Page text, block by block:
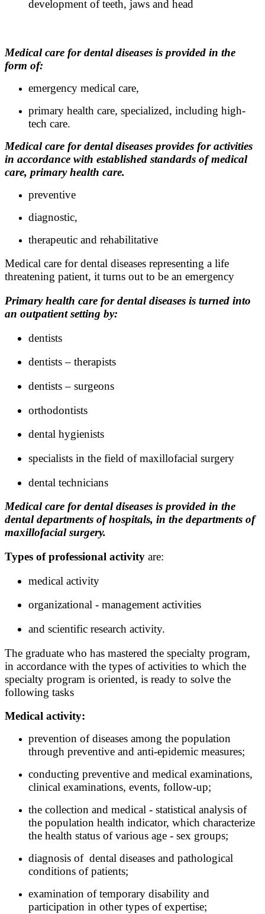
development of teeth, jaws and head
Medical care for dental diseases is provided in the
form of:
emergency medical care,
primary health care, specialized, including high-
tech care.
Medical care for dental diseases provides for activities
in accordance with established standards of medical
care, primary health care.
preventive
diagnostic,
therapeutic and rehabilitative
Medical care for dental diseases representing a life
threatening patient, it turns out to be an emergency
Primary health care for dental diseases is turned into
an outpatient setting by:
dentists
dentists – therapists
dentists – surgeons
orthodontists
dental hygienists
specialists in the field of maxillofacial surgery
dental technicians
Medical care for dental diseases is provided in the
dental departments of hospitals, in the departments of
maxillofacial surgery.
Types of professional activity are:
medical activity
organizational - management activities
and scientific research activity.
The graduate who has mastered the specialty program,
in accordance with the types of activities to which the
specialty program is oriented, is ready to solve the
following tasks
Medical activity:
prevention of diseases among the population
through preventive and anti-epidemic measures;
conducting preventive and medical examinations,
clinical examinations, events, follow-up;
the collection and medical - statistical analysis of
the population health indicator, which characterize
the health status of various age - sex groups;
diagnosis of dental diseases and pathological
conditions of patients;
examination of temporary disability and
participation in other types of expertise;